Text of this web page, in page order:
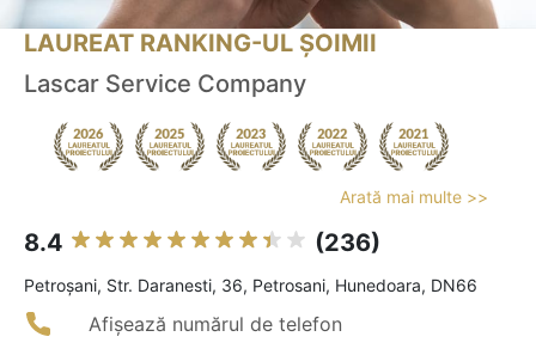
LAUREAT RANKING-UL ȘOIMII
Lascar Service Company
Arată mai multe >>
8.4 (236)
Petroşani, Str. Daranesti, 36, Petrosani, Hunedoara, DN66
Afișează numărul de telefon